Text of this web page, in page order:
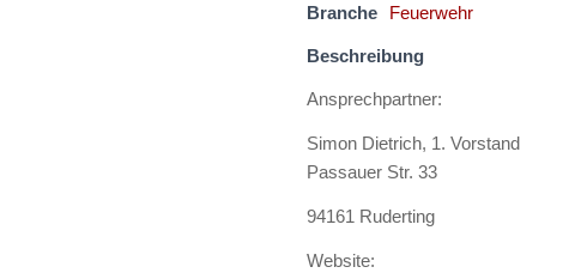
Branche Feuerwehr
Beschreibung
Ansprechpartner:
Simon Dietrich, 1. Vorstand
Passauer Str. 33
94161 Ruderting
Website: